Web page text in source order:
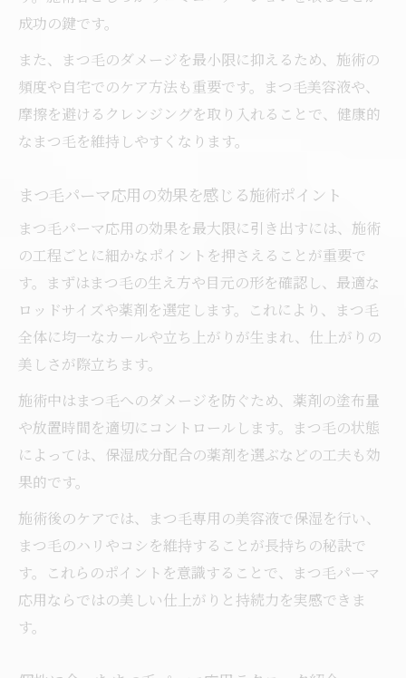
持続性を高めるまつ毛パーマ応用ケア方法
は
まつ毛パーマ応用の長持ちケアポイント
まつ毛パーマ持続のための正しいケア方法
まつ毛パーマ応用で美しさを保つ秘訣
なりたい目元別まつ毛パーマ応用デザイン
まつ毛パーマ応用で叶えるなりたい印象別
デザイン
目元タイプ別まつ毛パーマ応用デザイン解
説
まつ毛パーマ応用で理想の目元に近づく選
び方
まつ毛パーマ応用デザインで自然な仕上が
りを実現
探し方
成功の鍵です。
また、まつ毛のダメージを最小限に抑えるため、施術の
頻度や自宅でのケア方法も重要です。まつ毛美容液や、
摩擦を避けるクレンジングを取り入れることで、健康的
なまつ毛を維持しやすくなります。
まつ毛パーマ応用の効果を感じる施術ポイント
まつ毛パーマ応用の効果を最大限に引き出すには、施術
の工程ごとに細かなポイントを押さえることが重要で
す。まずはまつ毛の生え方や目元の形を確認し、最適な
ロッドサイズや薬剤を選定します。これにより、まつ毛
全体に均一なカールや立ち上がりが生まれ、仕上がりの
美しさが際立ちます。
施術中はまつ毛へのダメージを防ぐため、薬剤の塗布量
や放置時間を適切にコントロールします。まつ毛の状態
によっては、保湿成分配合の薬剤を選ぶなどの工夫も効
果的です。
施術後のケアでは、まつ毛専用の美容液で保湿を行い、
まつ毛のハリやコシを維持することが長持ちの秘訣で
す。これらのポイントを意識することで、まつ毛パーマ
応用ならではの美しい仕上がりと持続力を実感できま
す。